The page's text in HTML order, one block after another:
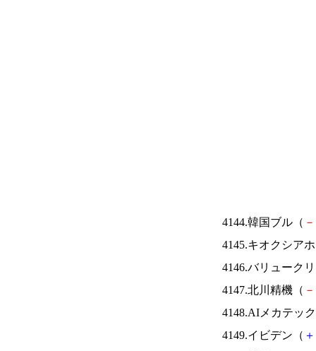
4144.韓国ブル（ －
4145.キオクシア
4146.バリューク
4147.北川精機（ －
4148.AIメカテッ
4149.イビデン（ ＋